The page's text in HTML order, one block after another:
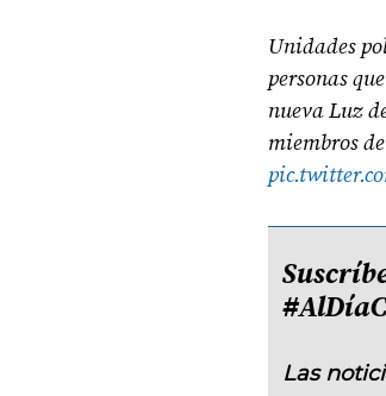
Unidades
personas
nueva Luz
miembros
Las